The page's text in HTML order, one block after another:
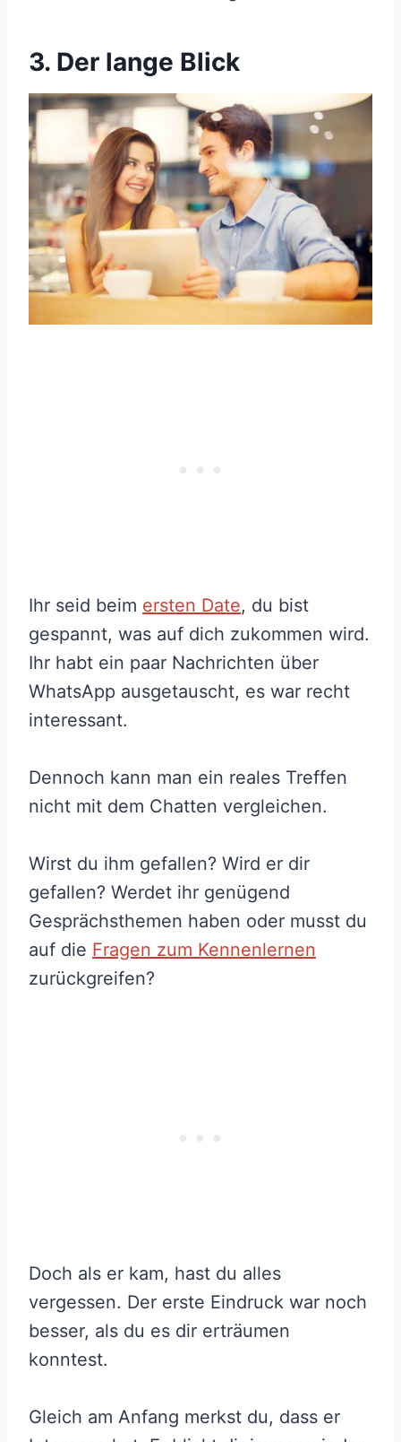
3. Der lange Blick
Ihr seid beim ersten Date, du bist
gespannt, was auf dich zukommen wird.
Ihr habt ein paar Nachrichten über
WhatsApp ausgetauscht, es war recht
interessant.
Dennoch kann man ein reales Treffen
nicht mit dem Chatten vergleichen.
Wirst du ihm gefallen? Wird er dir
gefallen? Werdet ihr genügend
Gesprächsthemen haben oder musst du
auf die Fragen zum Kennenlernen
zurückgreifen?
Doch als er kam, hast du alles
vergessen. Der erste Eindruck war noch
besser, als du es dir erträumen
konntest.
Gleich am Anfang merkst du, dass er